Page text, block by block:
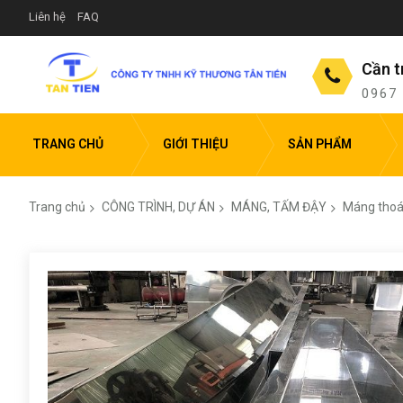
Liên hệ FAQ
Cần
0967
TRANG CHỦ GIỚI THIỆU SẢN PHẨM
Trang chủ CÔNG TRÌNH, DỰ ÁN MÁNG, TẤM ĐẬY Máng
đến
phần
đầu
của
viện
hình
ảnh